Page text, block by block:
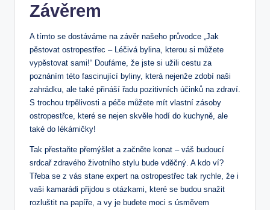
Závěrem
A tímto se dostáváme na závěr našeho průvodce „Jak
pěstovat ostropestřec – Léčivá bylina, kterou si můžete
vypěstovat sami!“ Doufáme, že jste si užili cestu za
poznáním této fascinující byliny, která nejenže zdobí naši
zahrádku, ale také přináší řadu pozitivních účinků na zdraví.
S trochou trpělivosti a péče můžete mít vlastní zásoby
ostropestřce, které se nejen skvěle hodí do kuchyně, ale
také do lékárničky!
Tak přestaňte přemýšlet a začněte konat – váš budoucí
srdcař zdravého životního stylu bude vděčný. A kdo ví?
Třeba se z vás stane expert na ostropestřec tak rychle, že i
vaši kamarádi přijdou s otázkami, které se budou snažit
rozluštit na papíře, a vy je budete moci s úsměvem